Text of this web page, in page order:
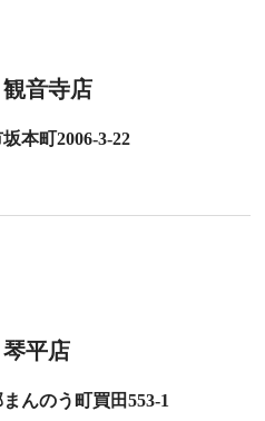
音寺店
本町2006-3-22
平店
んのう町買田553-1